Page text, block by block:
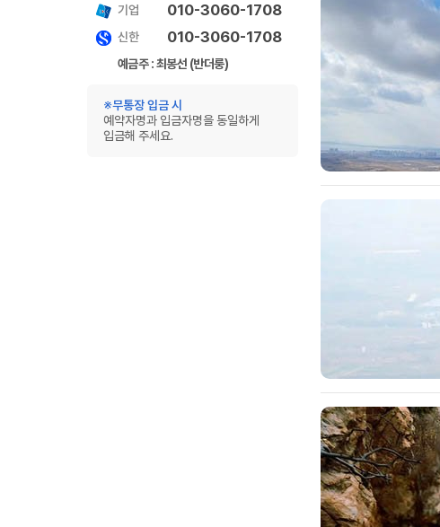
기업 010-3060-1708
신한 010-3060-1708
예금주 : 최봉선 (반더룽)
※무통장 입금 시
예약자명과 입금자명을 동일하게
입금해 주세요.